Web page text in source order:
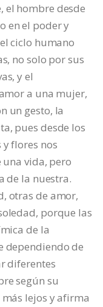
el hombre desde
en el poder y
ciclo humano
no solo por sus
y el
a una mujer,
un gesto, la
pues desde los
flores nos
vida, pero
de la nuestra.
otras de amor,
porque las
de la
dependiendo de
diferentes
según su
lejos y afirma